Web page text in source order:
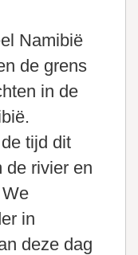
Namibië
de grens
in de
tijd dit
de rivier en
in
deze dag